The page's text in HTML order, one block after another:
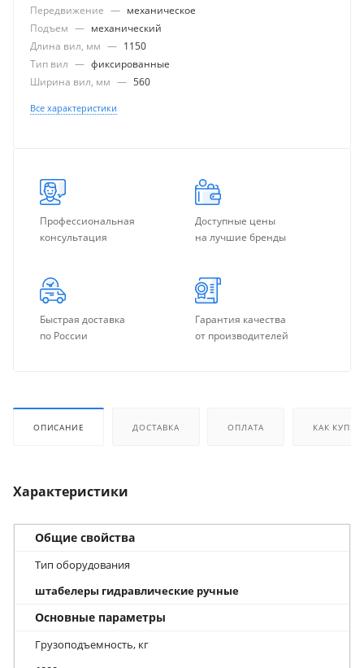
Передвижение — механическое
Подъем — механический
Длина вил, мм — 1150
Тип вил — фиксированные
Ширина вил, мм — 560
Все характеристики
Профессиональная
консультация
Доступные цены
на лучшие бренды
Быстрая доставка
по России
Гарантия качества
от производителей
ОПИСАНИЕ ДОСТАВКА ОПЛАТА КАК
Характеристики
Общие свойства
Тип оборудования
штабелеры гидравлические ручные
Основные параметры
Грузоподъемность, кг